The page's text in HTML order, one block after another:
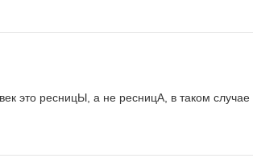
это ресницЫ, а не ресницА, в таком случае